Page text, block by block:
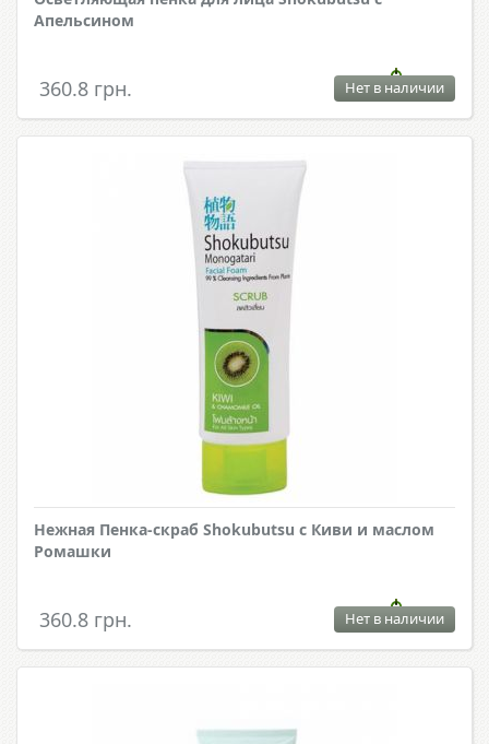
Апельсином
360.8 грн. Нет в наличии
Нежная Пенка-скраб Shokubutsu с Киви и маслом
Ромашки
360.8 грн. Нет в наличии